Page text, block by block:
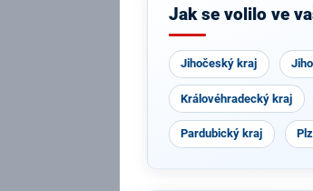
Jak se volilo ve
Jihočeský kraj
Královéhradecký kraj
Pardubický kraj